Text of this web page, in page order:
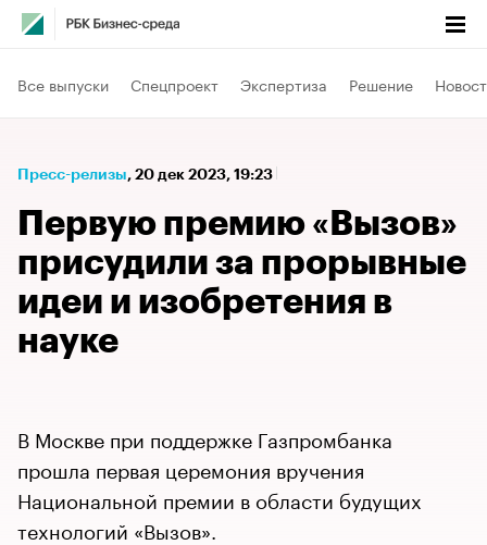
Все выпуски Спецпроект Экспертиза Решение
Пресс-релизы⁠, 20 дек 2023, 19:23
Первую премию «Вызов»
присудили за прорывные
идеи и изобретения в
науке
В Москве при поддержке Газпромбанка
прошла первая церемония вручения
Национальной премии в области будущих
технологий «Вызов».